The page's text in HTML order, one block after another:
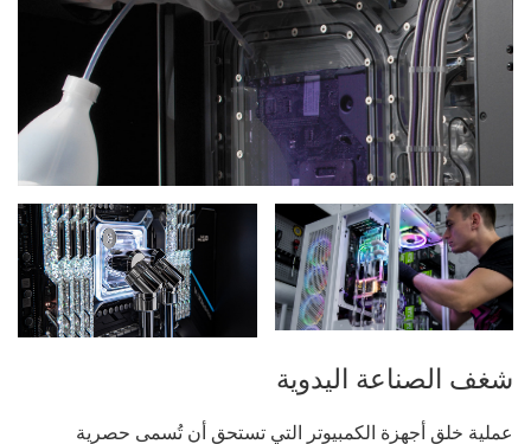
شغف الصناعة اليدوية
عملية خلق أجهزة الكمبيوتر التي تستحق أن تُسمى حصرية